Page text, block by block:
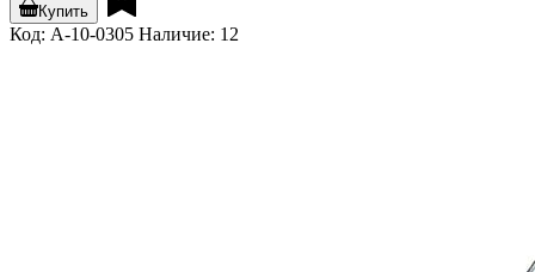
Купить
Код: A-10-0305 Наличие: 12